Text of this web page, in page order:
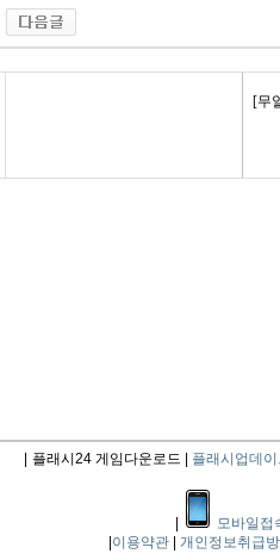
플래시24 게임다운로드 | 플래시업데이
모바일접
이용약관
개인정보취급